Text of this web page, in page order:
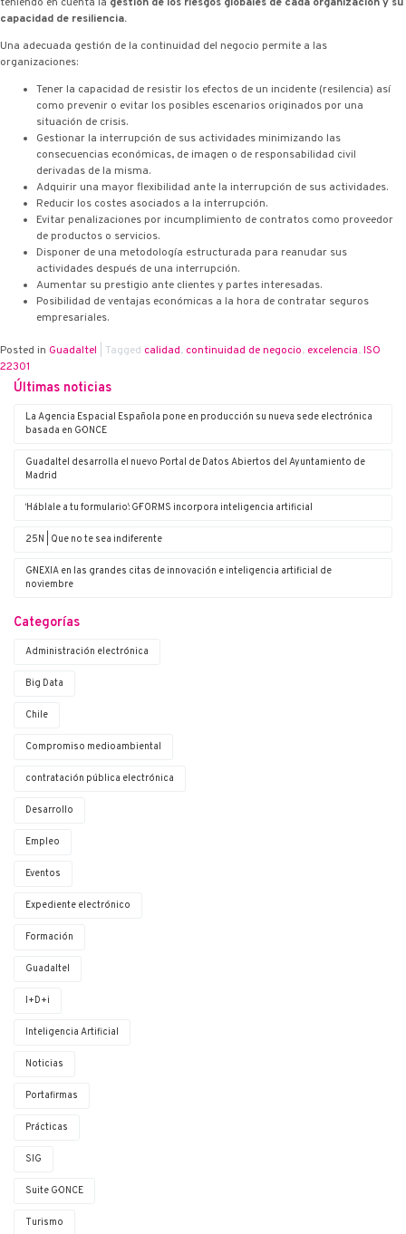
capacidad de resiliencia.
Una adecuada gestión de la continuidad del negocio permite a las
organizaciones:
Tener la capacidad de resistir los efectos de un incidente (resilencia) así
como prevenir o evitar los posibles escenarios originados por una
situación de crisis.
Gestionar la interrupción de sus actividades minimizando las
consecuencias económicas, de imagen o de responsabilidad civil
derivadas de la misma.
Adquirir una mayor flexibilidad ante la interrupción de sus actividades.
Reducir los costes asociados a la interrupción.
Evitar penalizaciones por incumplimiento de contratos como proveedor
de productos o servicios.
Disponer de una metodología estructurada para reanudar sus
actividades después de una interrupción.
Aumentar su prestigio ante clientes y partes interesadas.
Posibilidad de ventajas económicas a la hora de contratar seguros
empresariales.
Posted in Guadaltel Tagged calidad, continuidad de negocio, excelencia,ISO
22301
Últimas noticias
La Agencia Espacial Española pone en producción su nueva sede electrónica
basada en G·ONCE
Guadaltel desarrolla el nuevo Portal de Datos Abiertos del Ayuntamiento de
Madrid
‘Háblale a tu formulario’: G·FORMS incorpora inteligencia artificial
25N | Que no te sea indiferente
G·NEXIA en las grandes citas de innovación e inteligencia artificial de
noviembre
Categorías
Administración electrónica
Big Data
Chile
Compromiso medioambiental
contratación pública electrónica
Desarrollo
Empleo
Eventos
Expediente electrónico
Formación
Guadaltel
I+D+i
Inteligencia Artificial
Noticias
Portafirmas
Prácticas
SIG
Suite G·ONCE
Turismo